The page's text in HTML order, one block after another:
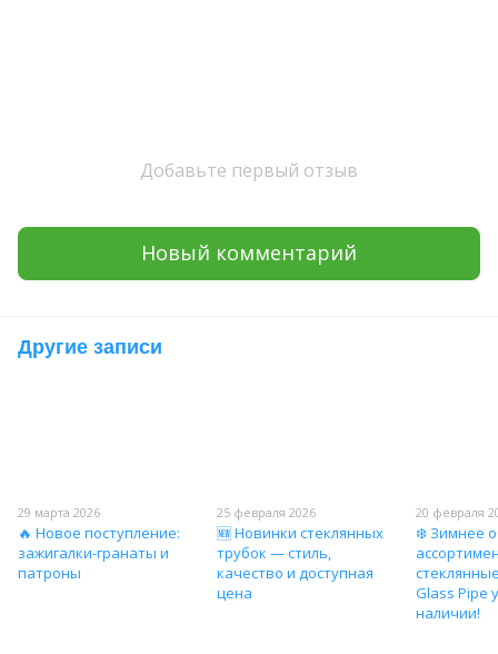
Добавьте первый отзыв
Новый комментарий
Другие записи
29 марта 2026
🔥 Новое поступление:
зажигалки-гранаты и
патроны
25 февраля 2026
🆕 Новинки стеклянных
трубок — стиль,
качество и доступная
цена
20 февраля
❄️ Зимнее
Glass Pipe
наличии!